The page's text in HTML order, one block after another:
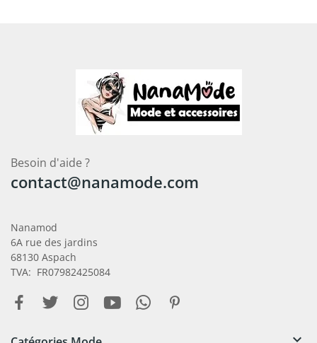
Besoin d'aide ?
contact@nanamode.com
Nanamod
6A rue des jardins
68130 Aspach
TVA: FR07982425084
